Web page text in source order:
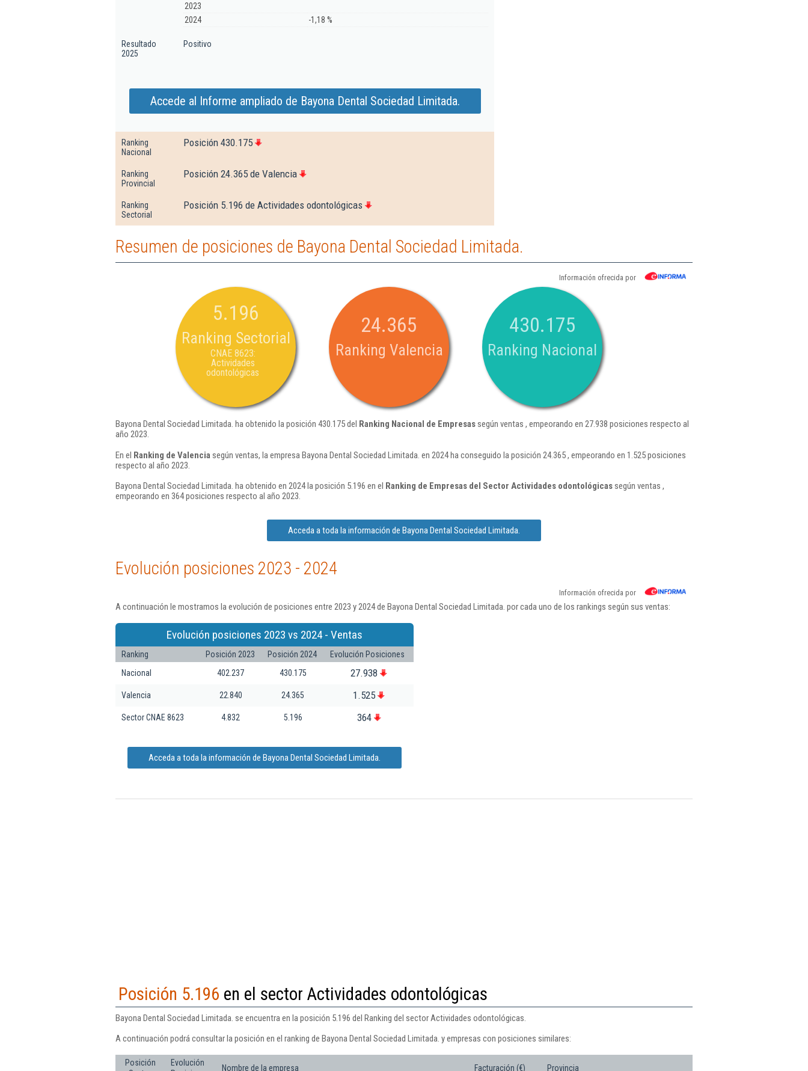
2023
2024
-1,18 %
Resultado
2025
Positivo
Accede al Informe ampliado de Bayona Dental Sociedad Limitada.
Ranking
Nacional
Posición 430.175
Ranking
Provincial
Posición 24.365 de Valencia
Ranking
Sectorial
Posición 5.196 de Actividades odontológicas
Resumen de posiciones de Bayona Dental Sociedad Limitada.
Información ofrecida por
5.196
Ranking Sectorial
CNAE 8623:
Actividades
odontológicas
24.365
Ranking Valencia
430.175
Ranking Nacional
Bayona Dental Sociedad Limitada. ha obtenido la posición 430.175 del Ranking Nacional de Empresassegún ventas , empeorando en 27.938 posiciones respecto al
año 2023.
En el Ranking de Valencia según ventas, la empresa Bayona Dental Sociedad Limitada. en 2024 ha conseguido la posición 24.365 , empeorando en 1.525 posiciones
respecto al año 2023.
Bayona Dental Sociedad Limitada. ha obtenido en 2024 la posición 5.196 en el Ranking de Empresas del Sector Actividades odontológicassegún ventas ,
empeorando en 364 posiciones respecto al año 2023.
Acceda a toda la información de Bayona Dental Sociedad Limitada.
Evolución posiciones 2023 - 2024
Información ofrecida por
A continuación le mostramos la evolución de posiciones entre 2023 y 2024 de Bayona Dental Sociedad Limitada. por cada uno de los rankings según sus ventas:
Evolución posiciones 2023 vs 2024 - Ventas
Ranking Posición 2023 Posición 2024
Evolución Posiciones
Nacional
402.237 430.175 27.938
Valencia 22.840 24.365 1.525
Sector CNAE 8623 4.832 5.196 364
Acceda a toda la información de Bayona Dental Sociedad Limitada.
Posición 5.196 en el sector Actividades odontológicas
Bayona Dental Sociedad Limitada. se encuentra en la posición 5.196 del Ranking del sector Actividades odontológicas.
A continuación podrá consultar la posición en el ranking de Bayona Dental Sociedad Limitada. y empresas con posiciones similares:
Posición
Evolución
Nombre de la empresa Facturación (€) Provincia